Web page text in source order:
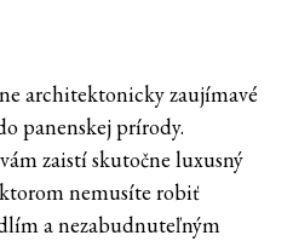
architektonicky zaujímavé
panenskej prírody.
zaistí skutočne luxusný
nemusíte robiť
a nezabudnuteľným